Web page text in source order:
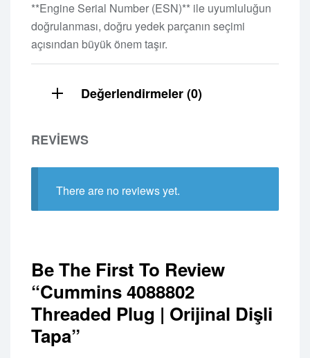
**Engine Serial Number (ESN)** ile uyumluluğun
doğrulanması, doğru yedek parçanın seçimi
açısından büyük önem taşır.
Değerlendirmeler (0)
REVIEWS
There are no reviews yet.
Be The First To Review
“Cummins 4088802
Threaded Plug | Orijinal Dişli
Tapa”